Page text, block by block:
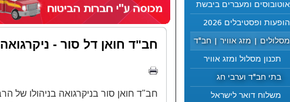
חב"ד חואן דל סור - ניקרגואה
חב"ד חואן סור בניקרגואה בניהולו של
אוטובוסים ומעברים ביבשת
הופעות ופסטיבלים 2026
מסלולים | מזג אוויר | חב"ד
תכנון מסלול ומזג אוויר
בתי חב"ד וערבי חג
משלוח דואר לישראל